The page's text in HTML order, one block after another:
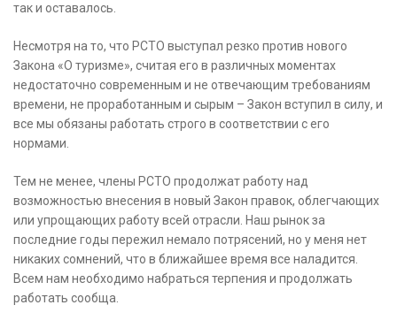
так и оставалось.
Несмотря на то, что РСТО выступал резко против нового
Закона «О туризме», считая его в различных моментах
недостаточно современным и не отвечающим требованиям
времени, не проработанным и сырым – Закон вступил в силу, и
все мы обязаны работать строго в соответствии с его
нормами.
Тем не менее, члены РСТО продолжат работу над
возможностью внесения в новый Закон правок, облегчающих
или упрощающих работу всей отрасли. Наш рынок за
последние годы пережил немало потрясений, но у меня нет
никаких сомнений, что в ближайшее время все наладится.
Всем нам необходимо набраться терпения и продолжать
работать сообща.